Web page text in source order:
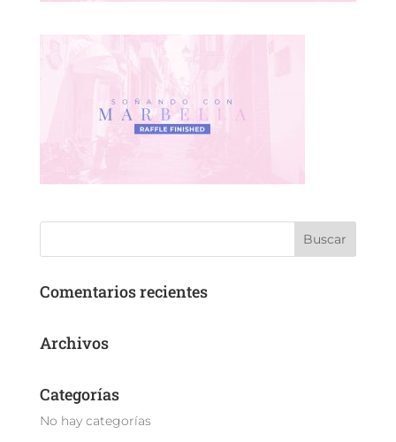
Comentarios recientes
Archivos
Categorías
No hay categorías